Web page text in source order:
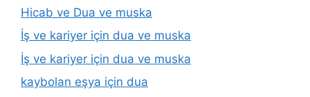
Hicab ve Dua ve muska
İş ve kariyer için dua ve muska
İş ve kariyer için dua ve muska
kaybolan eşya için dua